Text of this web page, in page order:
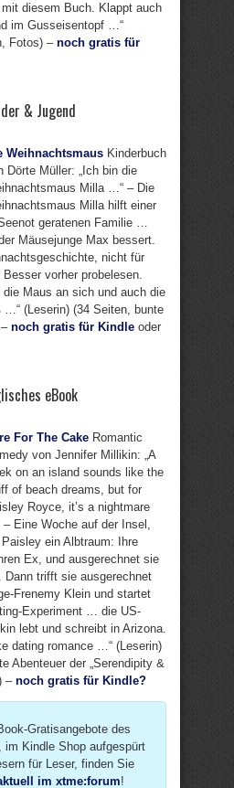
diesem Buch. Klappt auch
im Gusseisentopf …“
Fotos) – noch gratis für
& Jugend
Weihnachtsmaus Kinderbuch
Dörte Müller: „Ich bin die
Milla …“ – Die
Milla hilft einer
geratenen Familie …
Mäusejunge Max bessert.
nicht für
vorher probelesen.
die Maus an sich und auch die
…“ (Leserin) (34 Seiten, bunte
noch gratis für Kindle oder
eBook
For The Cake Romantic
von Jennifer Millikin: „A
on an island sounds like the
of beach dreams, but for
Royce, it’s a nightmare
Eine Woche auf der Insel,
ein Albtraum: Ihre
Ex, und ausgerechnet sie
Dann trifft sie ausgerechnet
Frenemy Klein und startet
Experiment … die US-
lebt und schreibt in Arizona.
dating romance …“ (Leserin)
Abenteuer der „Serendipity &
–noch gratis für Kindle?
Gratisangebote des
im Kindle Shop aufgespürt
für Leser, finden Sie
im xtme:forum!